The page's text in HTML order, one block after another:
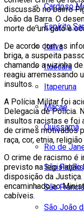
Cardoso
Espírito
Italva
Itaocara
Itaperuna
Macaé
Quissamã
Rio de
São Fidélis
São
São João
discussão no bairro
João da Barra. O
morte de um gato e
De acordo com as
briga, a suspeita
chamando a vizinha de
reagiu arremessando
insultos.
A Polícia Militar foi
Delegacia de Polícia.
insultos racistas e foi
de crimes motivados
raça, cor, etnia,
O crime de racismo é
previsto na legislação
disposição da
encaminhado ao
cabíveis.